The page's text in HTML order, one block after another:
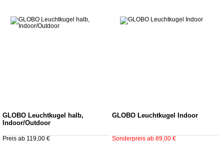
GLOBO Leuchtkugel halb,
Indoor/Outdoor
Preis ab 119,00 €
GLOBO Leuchtkugel Indoor
Sonderpreis ab 89,00 €